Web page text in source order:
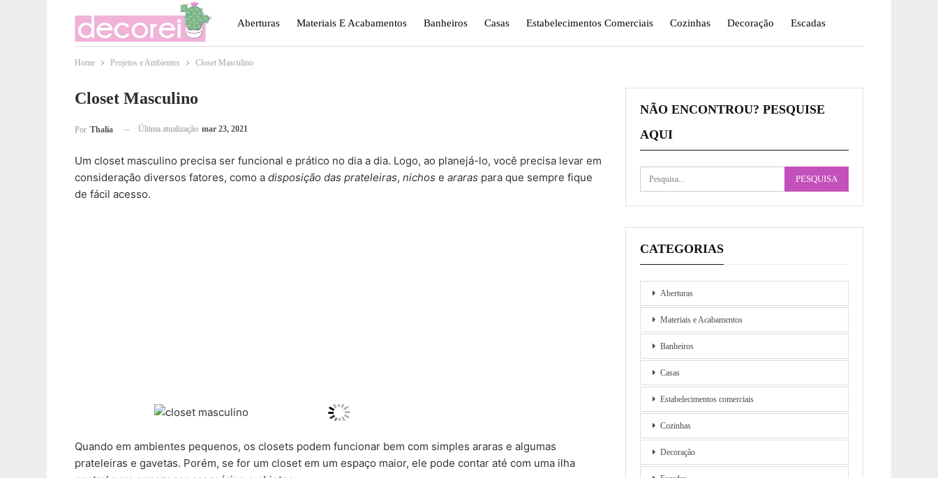
Aberturas Materiais E Acabamentos Banheiros Casas Estabelecimentos Comerciais Cozinhas Decoração Escadas
Móveis
Home Projetos e Ambientes Closet Masculino
Closet Masculino
Por Thalia Última atualização mar 23, 2021
Um closet masculino precisa ser funcional e prático no dia a dia. Logo, ao planejá-lo, você precisa levar em
consideração diversos fatores, como a disposição das prateleiras, nichos e araras para que sempre fique
de fácil acesso.
Quando em ambientes pequenos, os closets podem funcionar bem com simples araras e algumas
prateleiras e gavetas. Porém, se for um closet em um espaço maior, ele pode contar até com uma ilha
NÃO ENCONTROU? PESQUISE
AQUI
CATEGORIAS
Aberturas
Materiais e Acabamentos
Banheiros
Casas
Estabelecimentos comerciais
Cozinhas
Decoração